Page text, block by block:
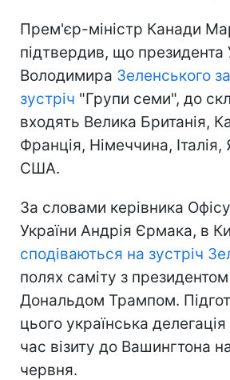
Прем'єр-міністр Канади
підтвердив, що президента
Володимира Зеленського
зустріч "Групи семи", до
входять Велика Британія,
Франція, Німеччина, Італія,
США.
За словами керівника
України Андрія Єрмака, в
сподіваються на зустріч
полях саміту з
Дональдом Трампом.
цього українська
час візиту до Вашингтона
червня.